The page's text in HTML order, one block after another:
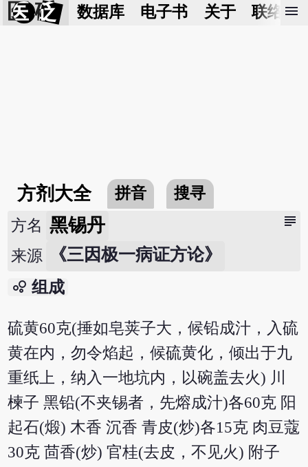
医 砭 数据库 电子书 关于 联络我
menu
方剂大全 拼音 搜寻
subject
方名 黑锡丹
来源 《三因极一病证方论》
bubble_chart 组成
硫黄60克(捶如皂荚子大，候铅成汁，入硫
黄在内，勿令焰起，候硫黄化，倾出于九
重纸上，纳入一地坑内，以碗盖去火) 川
楝子 黑铅(不夹锡者，先熔成汁)各60克 阳
起石(煅) 木香 沉香 青皮(炒)各15克 肉豆蔻
30克 茴香(炒) 官桂(去皮，不见火) 附子